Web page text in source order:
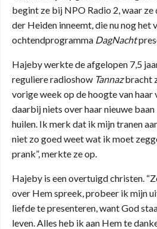
begint ze bij NPO Radio 2, waar ze
der Heiden inneemt, die nu nog het
ochtendprogramma DagNacht
Hajeby werkte de afgelopen 7,5
reguliere radioshow Tannazbracht
vorige week op de hoogte van
daarbij niets over haar nieuwe
huilen. Ik merk dat ik mijn tranen
niet zo goed weet wat ik moet
prank”, merkte ze op.
Hajeby is een overtuigd christen.
over Hem spreek, probeer ik mijn
liefde te presenteren, want God
leven. Alles heb ik aan Hem te